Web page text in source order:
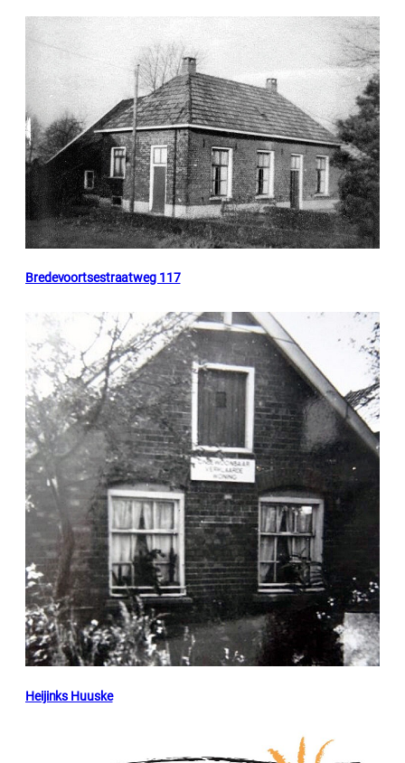
Bredevoortsestraatweg 117
Heijinks Huuske